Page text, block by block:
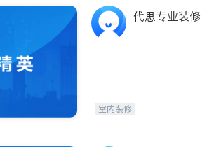
代思专业装修
室内装修